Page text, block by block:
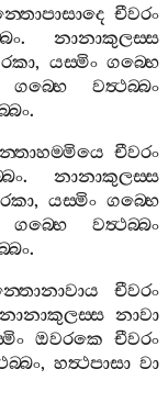
චීවරං
.නානාකුලස‍්ස
, යස‍්මිං ගබ‍්භෙ
ගබ‍්භෙ
වත්‍ථබ‍්බං
.
චීවරං
.නානාකුලස‍්ස
,යස‍්මිං ගබ‍්භෙ
ගබ‍්භෙ
වත්‍ථබ‍්බං
.
චීවරං
නානාකුලස‍්ස නාවා
ඔවරකෙ චීවරං
, හත්‍ථපාසා වා